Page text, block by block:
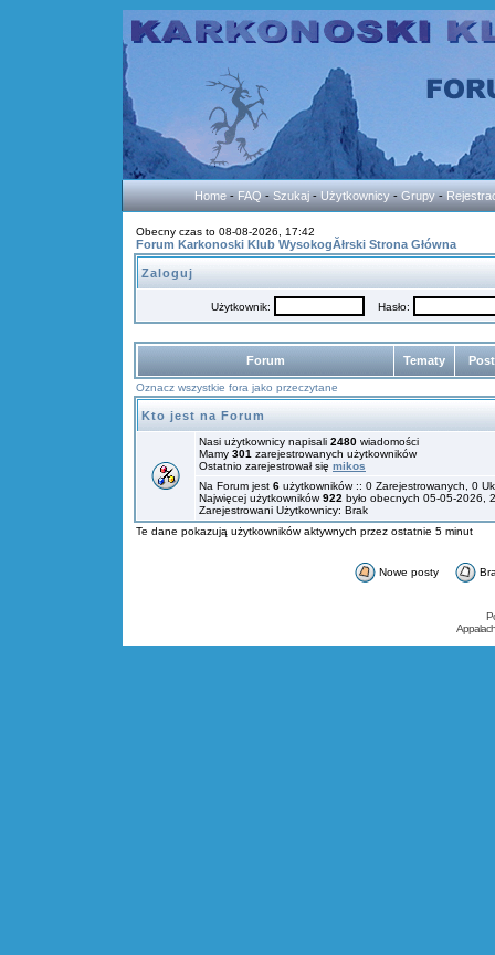
Home-FAQ-Szukaj-Użytkownicy-Grupy-
Obecny czas to 08-08-2026, 17:42
Forum Karkonoski Klub WysokogĂłrski Strona Główna
Zaloguj
Użytkownik: Hasło:
Forum Tematy
Oznacz wszystkie fora jako przeczytane
Kto jest na Forum
Nasi użytkownicy napisali 2480 wiadomości
Mamy 301 zarejestrowanych użytkowników
Ostatnio zarejestrował się mikos
Na Forum jest 6 użytkowników :: 0 Zarejestrowanych, 0
Najwięcej użytkowników922 było obecnych 05-05-2026,
Zarejestrowani Użytkownicy: Brak
Te dane pokazują użytkowników aktywnych przez ostatnie 5 minut
Nowe posty